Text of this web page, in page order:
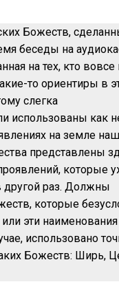
Божеств,
беседы на
на тех, кто вовсе
то ориентиры в
слегка
использованы как
на земле
представлены
которые
другой раз. Должны
которые
эти наименования
использовано
Божеств: Ширь,